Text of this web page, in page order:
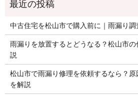
中古住宅を松山市で購入前に｜雨漏り調
雨漏りを放置するとどうなる？松山市
説
松山市で雨漏り修理を依頼するなら？
を解説